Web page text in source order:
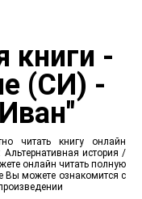
книги -
(СИ) -
читать книгу онлайн
история /
онлайн читать полную
Вы можете ознакомится с